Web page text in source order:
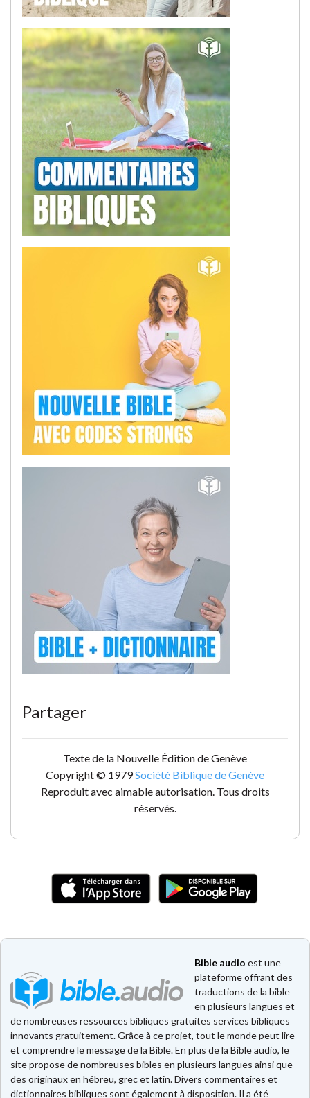
Partager
Texte de la Nouvelle Édition de Genève
Copyright © 1979Société Biblique de Genève
Reproduit avec aimable autorisation. Tous droits
réservés.
Bible audio est une
plateforme offrant des
traductions de la bible
en plusieurs langues et
de nombreuses ressources bibliques gratuites services bibliques
innovants gratuitement. Grâce à ce projet, tout le monde peut lire
et comprendre le message de la Bible. En plus de la Bible audio, le
site propose de nombreuses bibles en plusieurs langues ainsi que
des originaux en hébreu, grec et latin. Divers commentaires et
dictionnaires bibliques sont également à disposition. Il a été